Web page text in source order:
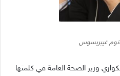
غيبريسوس
وزير الصحة العامة في كلمتها